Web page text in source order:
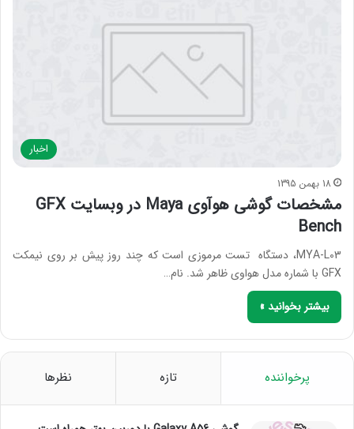
اخبار
18 بهمن 1395
مشخصات گوشی هوآوی Maya در وبسایت GFX
Bench
MYA-L03، دستگاه تست مرموزی است که چند روز پیش بر روی نیمکت
GFX با شماره مدل هواوی ظاهر شد. نام…
بیشتر بخوانید »
پرخواننده تازه نظرها